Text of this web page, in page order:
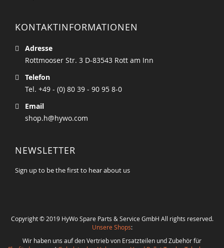
KONTAKTINFORMATIONEN
Adresse
Rottmooser Str. 3 D-83543 Rott am Inn
Telefon
Tel. +49 - (0) 80 39 - 90 95 8-0
Email
shop.h@hywo.com
NEWSLETTER
Sign up to be the first to hear about us
Copyright © 2019 HyWo Spare Parts & Service GmbH All rights reserved.
Unsere Shops:
Wir haben uns auf den Vertrieb von Ersatzteilen und Zubehör für